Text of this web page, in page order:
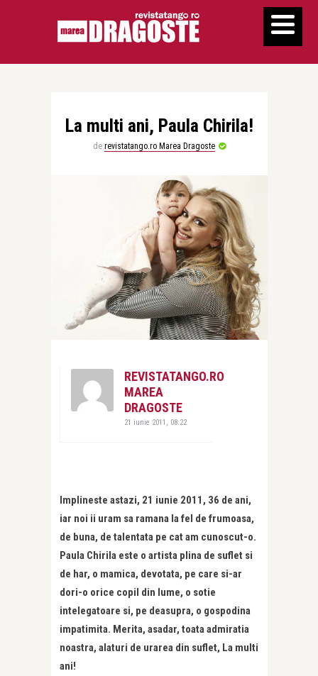
La multi ani, Paula Chirila!
de revistatango.ro Marea Dragoste
REVISTATANGO.RO
MAREA
DRAGOSTE
21 iunie 2011, 08:22
Implineste astazi, 21 iunie 2011, 36 de ani,
iar noi ii uram sa ramana la fel de frumoasa,
de buna, de talentata pe cat am cunoscut-o.
Paula Chirila este o artista plina de suflet si
de har, o mamica, devotata, pe care si-ar
dori-o orice copil din lume, o sotie
intelegatoare si, pe deasupra, o gospodina
impatimita. Merita, asadar, toata admiratia
noastra, alaturi de urarea din suflet, La multi
ani!